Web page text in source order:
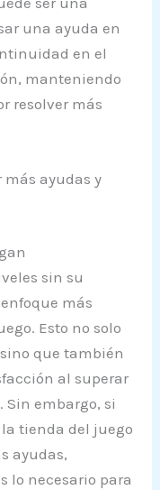
una ayuda en
en el
manteniendo
resolver más
ayudas y
sin su
más
Esto no solo
que también
al superar
Sin embargo, si
tienda del juego
ayudas,
lo necesario para